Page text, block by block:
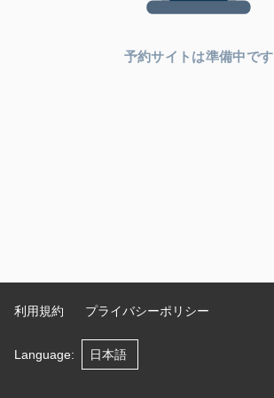
予約サイトは準備中です
利用規約 プライバシーポリシー
Language: